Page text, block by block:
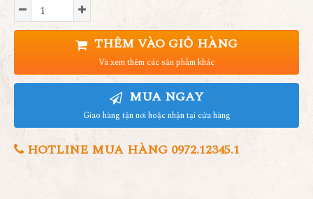
THÊM VÀO GIỎ HÀNG
Và xem thêm các sản phẩm khác
MUA NGAY
Giao hàng tận nơi hoặc nhận tại cửa hàng
HOTLINE MUA HÀNG 0972.12345.1